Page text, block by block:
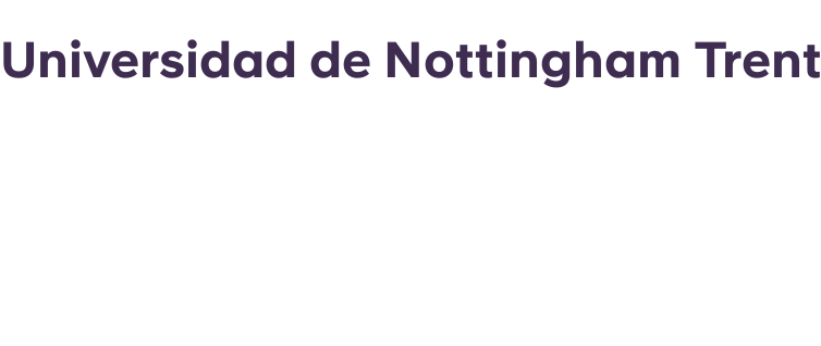
Universidad de Nottingham Trent